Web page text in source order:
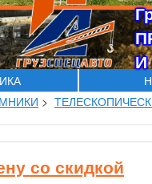
И
>
со скидкой